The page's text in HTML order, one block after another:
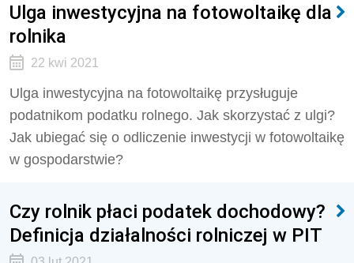
Ulga inwestycyjna na fotowoltaikę dla
rolnika
22 kwi 2021
Ulga inwestycyjna na fotowoltaikę przysługuje
podatnikom podatku rolnego. Jak skorzystać z ulgi?
Jak ubiegać się o odliczenie inwestycji w fotowoltaikę
w gospodarstwie?
Czy rolnik płaci podatek dochodowy?
Definicja działalności rolniczej w PIT